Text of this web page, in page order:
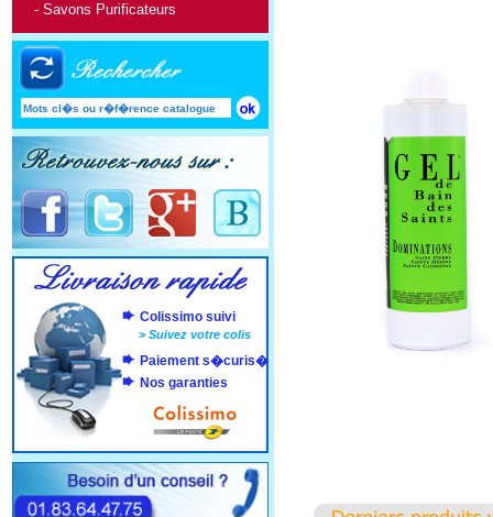
- Savons Purificateurs
Colissimo suivi
>Suivez votre colis
Paiement s�curis�
Nos garanties